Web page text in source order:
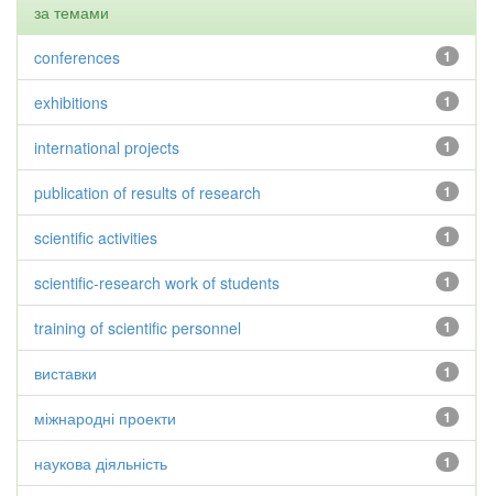
за темами
1
conferences
1
exhibitions
1
international projects
1
publication of results of research
1
scientific activities
1
scientific-research work of students
1
training of scientific personnel
1
виставки
1
міжнародні проекти
1
наукова діяльність